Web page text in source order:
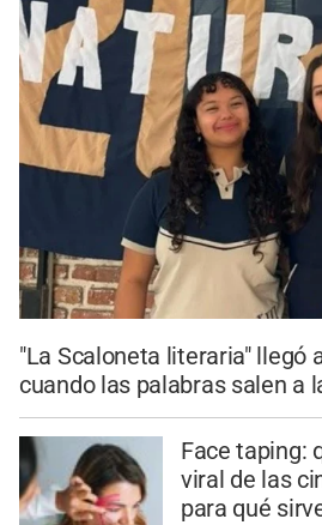
"La Scaloneta literaria" llegó
cuando las palabras salen a
Face taping:
viral de las
para qué